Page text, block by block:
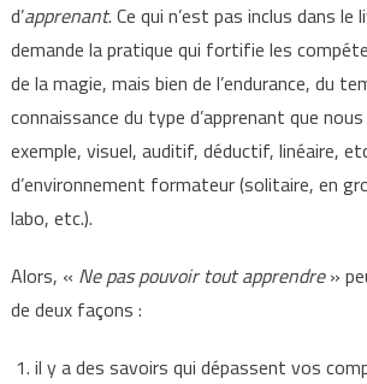
d’apprenant. Ce qui n’est pas inclus dans le
demande la pratique qui fortifie les
de la magie, mais bien de l’endurance, du
connaissance du type d’apprenant que
exemple, visuel, auditif, déductif, linéaire,
d’environnement formateur (solitaire, en
labo, etc.).
Alors, « Ne pas pouvoir tout apprendre»
de deux façons :
il y a des savoirs qui dépassent vos